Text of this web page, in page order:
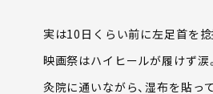
実は10日くらい前に左足首を捻
映画祭はハイヒールが履けず涙
灸院に通いながら、湿布を貼っ